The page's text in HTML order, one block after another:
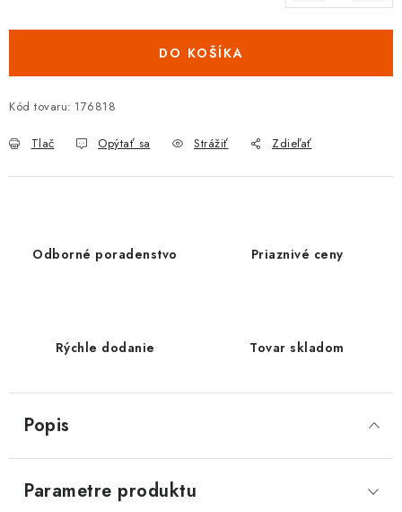
DO KOŠÍKA
Kód tovaru: 176818
Tlač Opýtať sa Strážiť Zdieľať
Odborné poradenstvo Priaznivé ceny
Rýchle dodanie Tovar skladom
Popis
Parametre produktu